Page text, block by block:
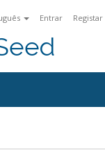
Entrar Registar